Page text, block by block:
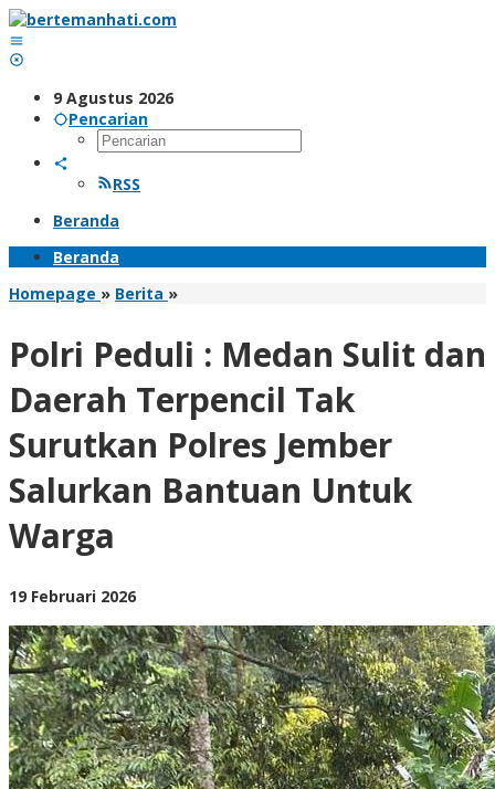
Lewati
ke
konten
9 Agustus 2026
Pencarian
RSS
Beranda
Beranda
Homepage » Berita »Polri
Medan
dan
Daerah
Terpencil
Tak
Surutkan
Polres
Polri Peduli : Medan Sulit dan
Daerah Terpencil Tak
Surutkan Polres Jember
Salurkan Bantuan Untuk
Warga
19 Februari 2026oleh